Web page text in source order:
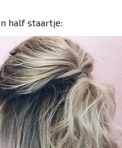
half staartje: